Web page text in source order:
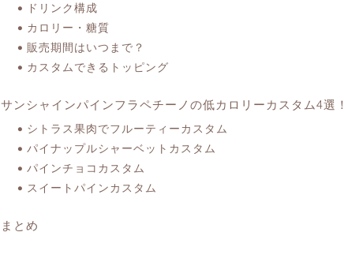
ドリンク構成
カロリー・糖質
販売期間はいつまで？
カスタムできるトッピング
サンシャインパインフラペチーノの低カロリーカスタム4選！
シトラス果肉でフルーティーカスタム
パイナップルシャーベットカスタム
パインチョコカスタム
スイートパインカスタム
まとめ